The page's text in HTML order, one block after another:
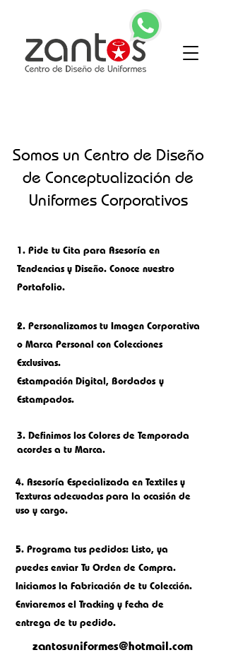
Somos un Centro de Diseño
de Conceptualización de
Uniformes Corporativos
1. Pide tu Cita para Asesoría en
Tendencias y Diseño. Conoce nuestro
Portafolio.
2. Personalizamos tu Imagen Corporativa
o Marca Personal con Colecciones
Exclusivas.
Estampación Digital, Bordados y
Estampados.
3. Definimos los Colores de Temporada
acordes a tu Marca.
4. Asesoría Especializada en Textiles y
Texturas adecuadas para la ocasión de
uso y cargo.
5. Programa tus pedidos: Listo, ya
puedes enviar Tu Orden de Compra.
Iniciamos la Fabricación de tu Colección.
Enviaremos el Tracking y fecha de
entrega de tu pedido.
zantosuniformes@hotmail.com